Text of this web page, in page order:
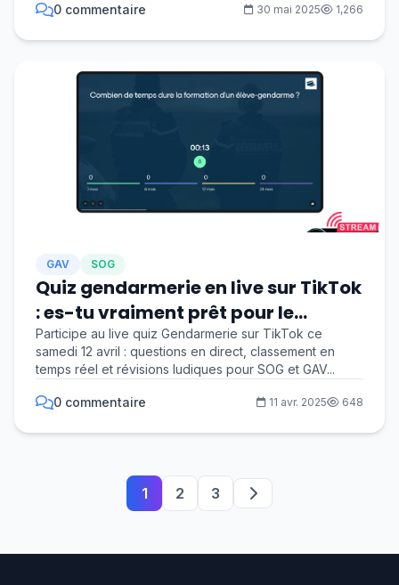
0 commentaire 30 mai 2025 1,266
GAV SOG
Quiz gendarmerie en live sur TikTok
: es-tu vraiment prêt pour le
concours ?
Participe au live quiz Gendarmerie sur TikTok ce
samedi 12 avril : questions en direct, classement en
temps réel et révisions ludiques pour SOG et GAV...
0 commentaire 11 avr. 2025 648
1 2 3